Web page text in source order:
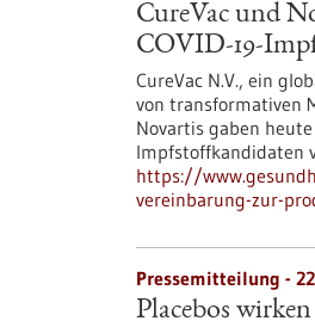
CureVac und
COVID-19-
CureVac N.V., ein
von transformativen
Novartis gaben
Impfstoffkandidaten
https://
vereinbarung-zur-
Pressemitteilung -
Placebos